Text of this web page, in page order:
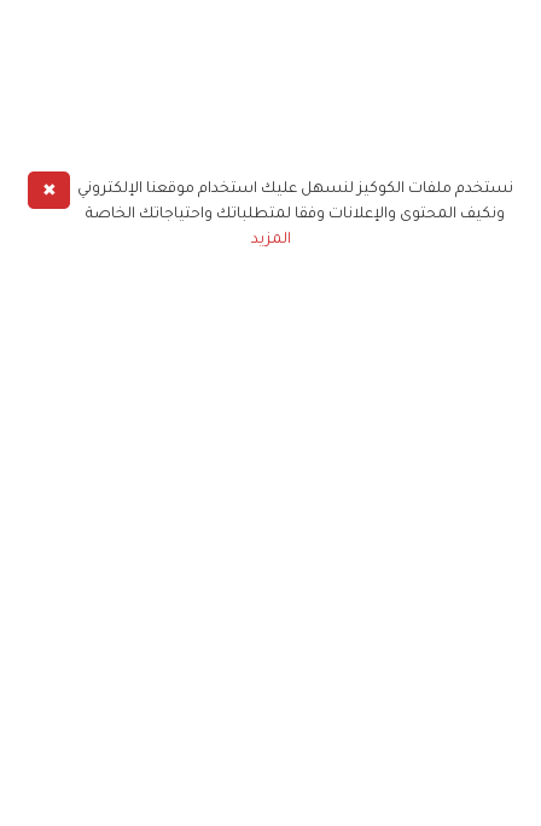
✖
نستخدم ملفات الكوكيز لنسهل عليك استخدام موقعنا الإلكتروني
ونكيف المحتوى والإعلانات وفقا لمتطلباتك واحتياجاتك الخاصة
المزيد